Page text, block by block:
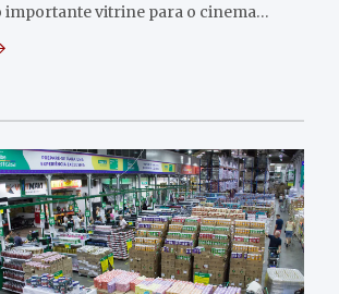
importante vitrine para o cinema…